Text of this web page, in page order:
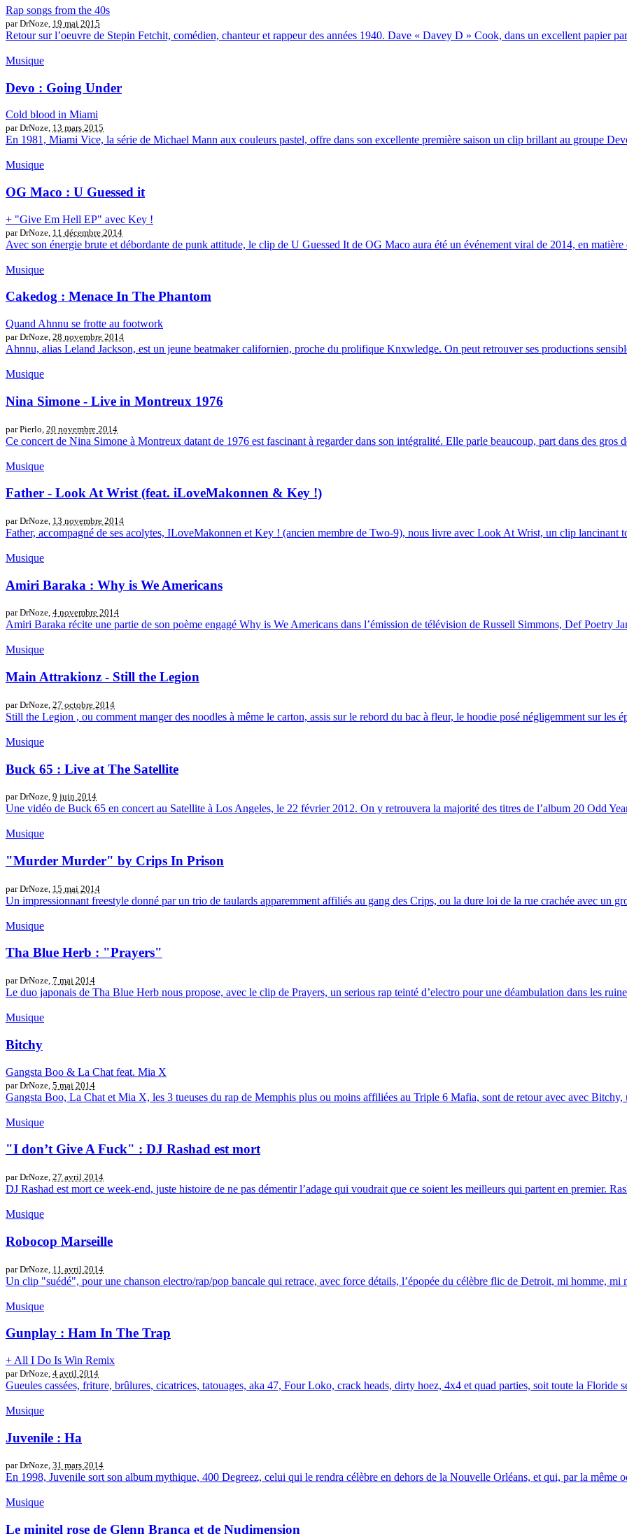
Rap songs from the 40s
par DrNoze, 19 mai 2015
Retour sur l’oeuvre de Stepin Fetchit, comédien, chanteur et rappeur des années 1940. Dave « Davey D » Cook, dans un excellent papier
Musique
Devo : Going Under
Cold blood in Miami
par DrNoze, 13 mars 2015
En 1981, Miami Vice, la série de Michael Mann aux couleurs pastel, offre dans son excellente première saison un clip brillant au groupe
Musique
OG Maco : U Guessed it
+ "Give Em Hell EP" avec Key !
par DrNoze, 11 décembre 2014
Avec son énergie brute et débordante de punk attitude, le clip de U Guessed It de OG Maco aura été un événement viral de 2014, en matière
Musique
Cakedog : Menace In The Phantom
Quand Ahnnu se frotte au footwork
par DrNoze, 28 novembre 2014
Ahnnu, alias Leland Jackson, est un jeune beatmaker californien, proche du prolifique Knxwledge. On peut retrouver ses productions
Musique
Nina Simone - Live in Montreux 1976
par Pierlo, 20 novembre 2014
Ce concert de Nina Simone à Montreux datant de 1976 est fascinant à regarder dans son intégralité. Elle parle beaucoup, part dans des gros
Musique
Father - Look At Wrist (feat. iLoveMakonnen & Key !)
par DrNoze, 13 novembre 2014
Father, accompagné de ses acolytes, ILoveMakonnen et Key ! (ancien membre de Two-9), nous livre avec Look At Wrist, un clip lancinant
Musique
Amiri Baraka : Why is We Americans
par DrNoze, 4 novembre 2014
Amiri Baraka récite une partie de son poème engagé Why is We Americans dans l’émission de télévision de Russell Simmons, Def Poetry
Musique
Main Attrakionz - Still the Legion
par DrNoze, 27 octobre 2014
Still the Legion , ou comment manger des noodles à même le carton, assis sur le rebord du bac à fleur, le hoodie posé négligemment sur les
Musique
Buck 65 : Live at The Satellite
par DrNoze, 9 juin 2014
Une vidéo de Buck 65 en concert au Satellite à Los Angeles, le 22 février 2012. On y retrouvera la majorité des titres de l’album 20 Odd
Musique
"Murder Murder" by Crips In Prison
par DrNoze, 15 mai 2014
Un impressionnant freestyle donné par un trio de taulards apparemment affiliés au gang des Crips, ou la dure loi de la rue crachée avec un
Musique
Tha Blue Herb : "Prayers"
par DrNoze, 7 mai 2014
Le duo japonais de Tha Blue Herb nous propose, avec le clip de Prayers, un serious rap teinté d’electro pour une déambulation dans les
Musique
Bitchy
Gangsta Boo & La Chat feat. Mia X
par DrNoze, 5 mai 2014
Gangsta Boo, La Chat et Mia X, les 3 tueuses du rap de Memphis plus ou moins affiliées au Triple 6 Mafia, sont de retour avec avec Bitchy,
Musique
"I don’t Give A Fuck" : DJ Rashad est mort
par DrNoze, 27 avril 2014
DJ Rashad est mort ce week-end, juste histoire de ne pas démentir l’adage qui voudrait que ce soient les meilleurs qui partent en premier.
Musique
Robocop Marseille
par DrNoze, 11 avril 2014
Un clip "suédé", pour une chanson electro/rap/pop bancale qui retrace, avec force détails, l’épopée du célèbre flic de Detroit, mi homme, mi
Musique
Gunplay : Ham In The Trap
+ All I Do Is Win Remix
par DrNoze, 4 avril 2014
Gueules cassées, friture, brûlures, cicatrices, tatouages, aka 47, Four Loko, crack heads, dirty hoez, 4x4 et quad parties, soit toute la Floride
Musique
Juvenile : Ha
par DrNoze, 31 mars 2014
En 1998, Juvenile sort son album mythique, 400 Degreez, celui qui le rendra célèbre en dehors de la Nouvelle Orléans, et qui, par la même
Musique
Le minitel rose de Glenn Branca et de Nudimension